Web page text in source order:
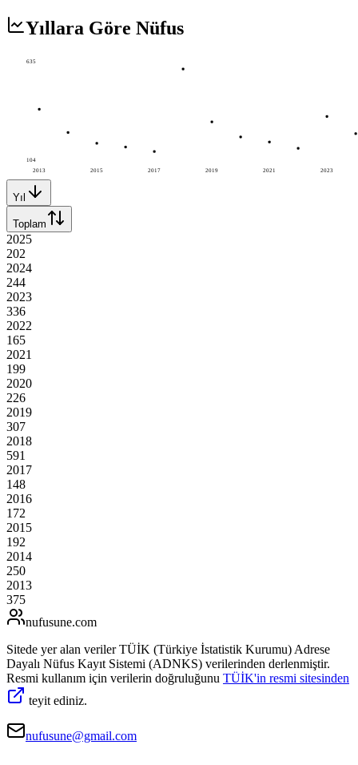
Yıllara Göre Nüfus
2013 2015 2017 2019 2021 2023
635
104
Yıl
Toplam
2025
202
2024
244
2023
336
2022
165
2021
199
2020
226
2019
307
2018
591
2017
148
2016
172
2015
192
2014
250
2013
375
nufusune.com
Sitede yer alan veriler TÜİK (Türkiye İstatistik Kurumu) Adrese
Dayalı Nüfus Kayıt Sistemi (ADNKS) verilerinden derlenmiştir.
Resmi kullanım için verilerin doğruluğunu TÜİK'in resmi sitesinden
teyit ediniz.
nufusune@gmail.com